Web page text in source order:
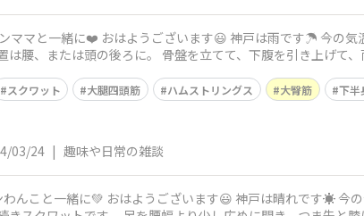
温は9度、予想最高気温は12度です。 今
スクワット 大腿四頭筋 ハムストリングス 大臀筋
下半
03/24 | 趣味や日常の雑談
今の気温は11度、予想最高気温は15度で